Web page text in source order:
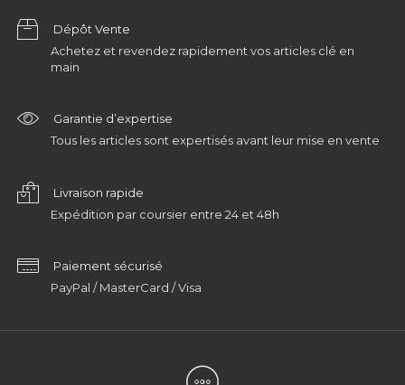
Dépôt Vente
Achetez et revendez rapidement vos articles clé en
main
Garantie d’expertise
Tous les articles sont expertisés avant leur mise en vente
Livraison rapide
Expédition par coursier entre 24 et 48h
Paiement sécurisé
PayPal / MasterCard / Visa